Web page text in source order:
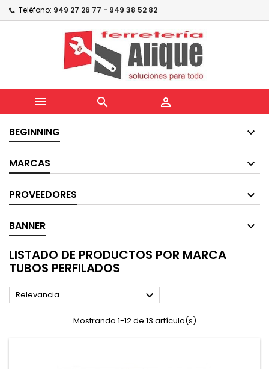
Teléfono: 949 27 26 77 - 949 38 52 82
  
BEGINNING
MARCAS
PROVEEDORES
BANNER
LISTADO DE PRODUCTOS POR MARCA
TUBOS PERFILADOS
Relevancia 
Mostrando 1-12 de 13 artículo(s)